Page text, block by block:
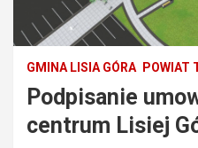
GMINA LISIA GÓRA POWIAT
Podpisanie
centrum Lisiej